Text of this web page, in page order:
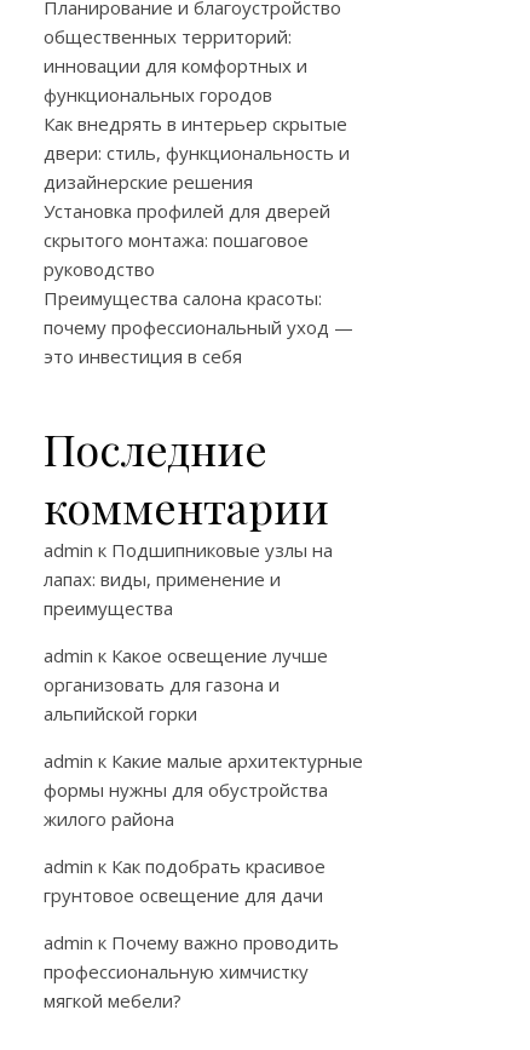
Планирование и благоустройство
общественных территорий:
инновации для комфортных и
функциональных городов
Как внедрять в интерьер скрытые
двери: стиль, функциональность и
дизайнерские решения
Установка профилей для дверей
скрытого монтажа: пошаговое
руководство
Преимущества салона красоты:
почему профессиональный уход —
это инвестиция в себя
Последние
комментарии
admin к Подшипниковые узлы на
лапах: виды, применение и
преимущества
admin к Какое освещение лучше
организовать для газона и
альпийской горки
admin к Какие малые архитектурные
формы нужны для обустройства
жилого района
admin к Как подобрать красивое
грунтовое освещение для дачи
admin к Почему важно проводить
профессиональную химчистку
мягкой мебели?